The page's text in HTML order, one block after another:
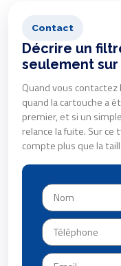
Contact
Décrire un
seulement
Quand vous
quand la cartouche a
premier, et si un
relance la fuite. Sur ce
compte plus que la